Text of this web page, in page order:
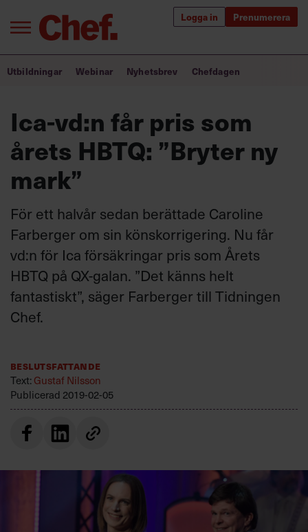
Logga in Prenumerera
Logga in
Annonsera
Om oss
Kontakta oss
Kundservice
Villkor och policy för
Sök
efter:
Bra ledare förändrar världen
Utbildning för ledare
Chefakademin+
Utbildningar Webinar Nyhetsbrev Chefdagen
Ica-vd:n får pris som
årets HBTQ: ”Bryter ny
mark”
För ett halvår sedan berättade Caroline
Farberger om sin könskorrigering. Nu får
vd:n för Ica försäkringar pris som Årets
HBTQ på QX-galan. ”Det känns helt
fantastiskt”, säger Farberger till Tidningen
Chef.
Beslutsfattande
Text: Gustaf Nilsson
Publicerad 2019-02-05